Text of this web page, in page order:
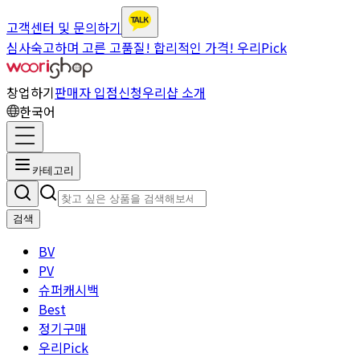
고객센터 및 문의하기
심사숙고하며 고른 고품질! 합리적인 가격! 우리Pick
창업하기판매자 입점신청우리샵 소개
한국어
카테고리
검색
BV
PV
슈퍼캐시백
Best
정기구매
우리Pick